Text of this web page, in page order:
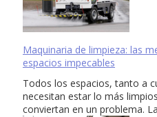
Maquinaria de limpieza: las
espacios impecables
Todos los espacios, tanto a
necesitan estar lo más
conviertan en un problema.